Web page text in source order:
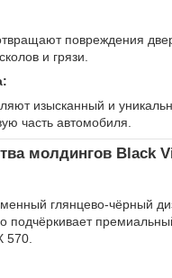
повреждения
и грязи.
изысканный и
часть автомобиля.
молдингов Black
глянцево-чёрный
подчёркивает
570.